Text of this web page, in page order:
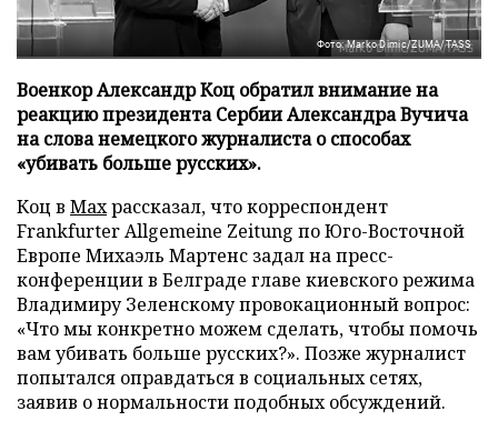
Фото: Marko Dimic/ZUMA/TASS
Военкор Александр Коц обратил внимание на
реакцию президента Сербии Александра Вучича
на слова немецкого журналиста о способах
«убивать больше русских».
Коц в Махрассказал, что корреспондент
Frankfurter Allgemeine Zeitung по Юго-Восточной
Европе Михаэль Мартенс задал на пресс-
конференции в Белграде главе киевского режима
Владимиру Зеленскому провокационный вопрос:
«Что мы конкретно можем сделать, чтобы помочь
вам убивать больше русских?». Позже журналист
попытался оправдаться в социальных сетях,
заявив о нормальности подобных обсуждений.